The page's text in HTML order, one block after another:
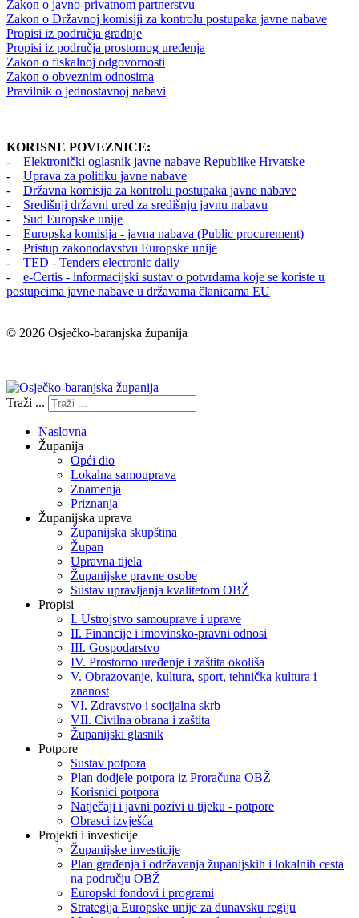
Zakon o javno-privatnom partnerstvu
Zakon o Državnoj komisiji za kontrolu postupaka javne nabave
Propisi iz područja gradnje
Propisi iz područja prostornog uređenja
Zakon o fiskalnoj odgovornosti
Zakon o obveznim odnosima
Pravilnik o jednostavnoj nabavi
KORISNE POVEZNICE:
- Elektronički oglasnik javne nabave Republike Hrvatske
- Uprava za politiku javne nabave
- Državna komisija za kontrolu postupaka javne nabave
- Središnji državni ured za središnju javnu nabavu
- Sud Europske unije
- Europska komisija - javna nabava (Public procurement)
- Pristup zakonodavstvu Europske unije
- TED - Tenders electronic daily
- e-Certis - informacijski sustav o potvrdama koje se koriste u
postupcima javne nabave u državama članicama EU
© 2026 Osječko-baranjska županija
Traži ...
Naslovna
Županija
Opći dio
Lokalna samouprava
Znamenja
Priznanja
Županijska uprava
Županijska skupština
Župan
Upravna tijela
Županijske pravne osobe
Sustav upravljanja kvalitetom OBŽ
Propisi
I. Ustrojstvo samouprave i uprave
II. Financije i imovinsko-pravni odnosi
III. Gospodarstvo
IV. Prostorno uređenje i zaštita okoliša
V. Obrazovanje, kultura, sport, tehnička kultura i
znanost
VI. Zdravstvo i socijalna skrb
VII. Civilna obrana i zaštita
Županijski glasnik
Potpore
Sustav potpora
Plan dodjele potpora iz Proračuna OBŽ
Korisnici potpora
Natječaji i javni pozivi u tijeku - potpore
Obrasci izvješća
Projekti i investicije
Županijske investicije
Plan građenja i održavanja županijskih i lokalnih cesta
na području OBŽ
Europski fondovi i programi
Strategija Europske unije za dunavsku regiju